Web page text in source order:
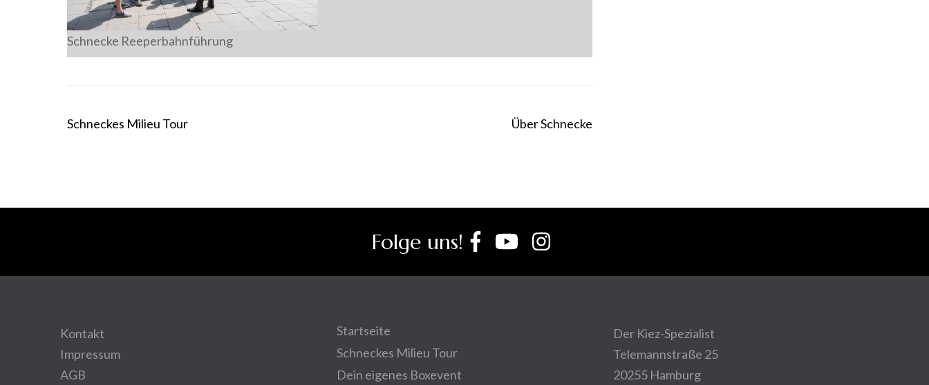
Schnecke Reeperbahnführung
Beitragsnavigation
Schneckes Milieu Tour Über Schnecke
Folge uns!
Kontakt
Impressum
AGB
Startseite
Schneckes Milieu Tour
Dein eigenes Boxevent
Der Kiez-Spezialist
Telemannstraße 25
20255 Hamburg